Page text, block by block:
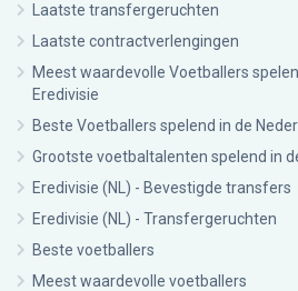
Laatste transfergeruchten
Laatste contractverlengingen
Meest waardevolle Voetballers
Eredivisie
Beste Voetballers spelend in de
Grootste voetbaltalenten spelend in
Eredivisie (NL) - Bevestigde transfers
Eredivisie (NL) - Transfergeruchten
Beste voetballers
Meest waardevolle voetballers